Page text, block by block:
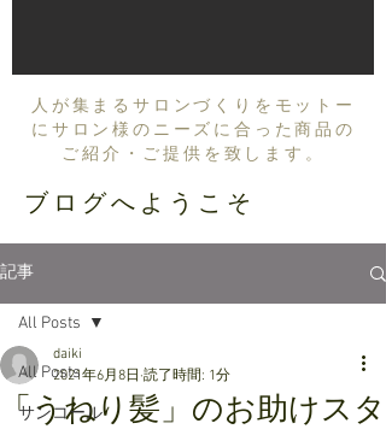
人が集まるサロンづくりをモットー
にサロン様のニーズに合った商品の
ご紹介・ご提供を致します。
ブログへようこそ
記事
All Posts
サンコール
All Posts
「うねり髪」のお助けスタ
daiki
2021年6月8日 読了時間: 1分